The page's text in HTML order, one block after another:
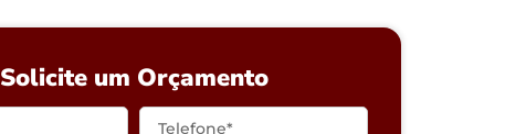
Solicite um Orçamento